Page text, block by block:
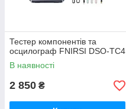
Тестер компонентів та
осцилограф FNIRSI DSO-TC4
В наявності
2 850 ₴